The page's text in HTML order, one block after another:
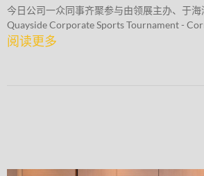
今日公司一众同事齐聚参与由领展主办、于
Quayside Corporate Sports Tournament -
阅读更多